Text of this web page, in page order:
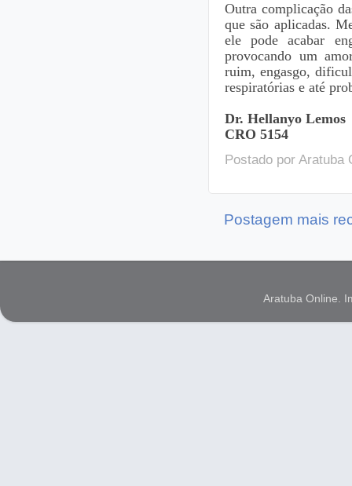
Outra complicação
que são aplicadas.
ele pode acabar
provocando um
ruim, engasgo,
respiratórias e até
Dr. Hellanyo Lemos
CRO 5154
Postado por Aratuba
Postagem mais
Aratuba Online.